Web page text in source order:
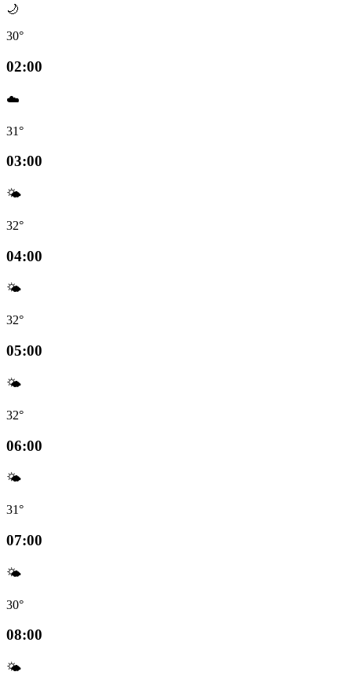
🌙
30°
02:00
☁️
31°
03:00
🌤️
32°
04:00
🌤️
32°
05:00
🌤️
32°
06:00
🌤️
31°
07:00
🌤️
30°
08:00
🌤️